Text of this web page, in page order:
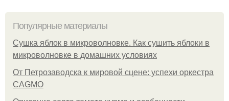
Популярные материалы
Сушка яблок в микроволновке. Как сушить яблоки в
микроволновке в домашних условиях
От Петрозаводска к мировой сцене: успехи оркестра
CAGMO